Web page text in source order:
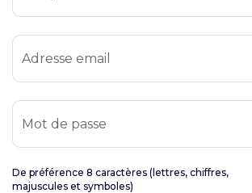
Adresse email
Mot de passe
De préférence 8 caractères (lettres, chiffres,
majuscules et symboles)